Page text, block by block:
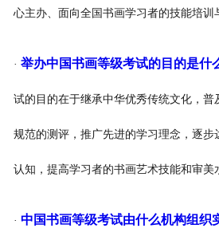
心主办、面向全国书画学习者的技能培训
· 举办中国书画等级考试的目的是什
试的目的在于继承中华优秀传统文化，普
规范的测评，推广先进的学习理念，逐步
认知，提高学习者的书画艺术技能和审美
· 中国书画等级考试由什么机构组织